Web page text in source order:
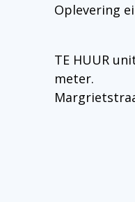
Oplevering
TE HUUR
meter.